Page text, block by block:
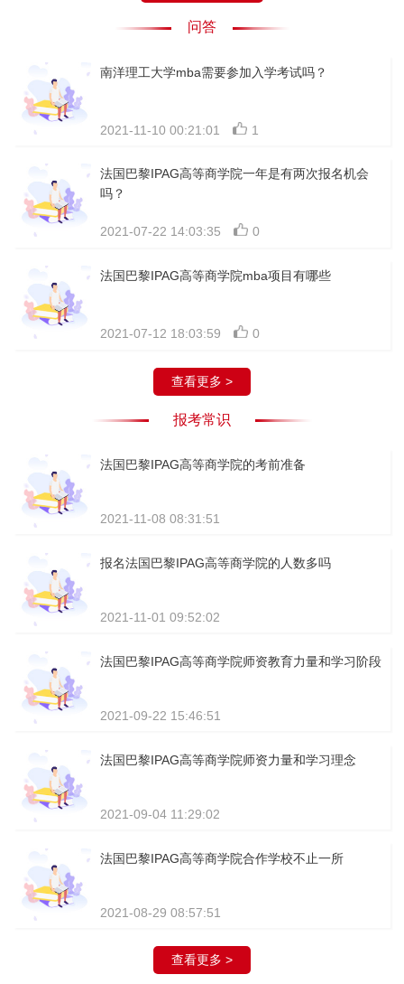
问答
南洋理工大学mba需要参加入学考试吗？
2021-11-10 00:21:01 1
法国巴黎IPAG高等商学院一年是有两次报名机会
吗？
2021-07-22 14:03:35 0
法国巴黎IPAG高等商学院mba项目有哪些
2021-07-12 18:03:59 0
查看更多 >
报考常识
法国巴黎IPAG高等商学院的考前准备
2021-11-08 08:31:51
报名法国巴黎IPAG高等商学院的人数多吗
2021-11-01 09:52:02
法国巴黎IPAG高等商学院师资教育力量和学习阶段
2021-09-22 15:46:51
法国巴黎IPAG高等商学院师资力量和学习理念
2021-09-04 11:29:02
法国巴黎IPAG高等商学院合作学校不止一所
2021-08-29 08:57:51
查看更多 >